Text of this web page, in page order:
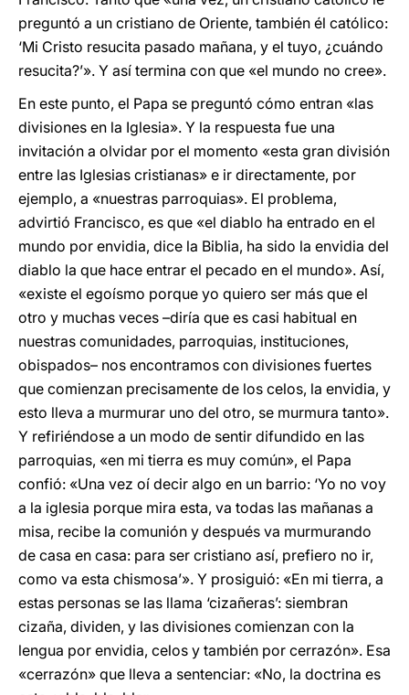
preguntó a un cristiano de Oriente, también él católico:
‘Mi Cristo resucita pasado mañana, y el tuyo, ¿cuándo
resucita?’». Y así termina con que «el mundo no cree».
En este punto, el Papa se preguntó cómo entran «las
divisiones en la Iglesia». Y la respuesta fue una
invitación a olvidar por el momento «esta gran división
entre las Iglesias cristianas» e ir directamente, por
ejemplo, a «nuestras parroquias». El problema,
advirtió Francisco, es que «el diablo ha entrado en el
mundo por envidia, dice la Biblia, ha sido la envidia del
diablo la que hace entrar el pecado en el mundo». Así,
«existe el egoísmo porque yo quiero ser más que el
otro y muchas veces –diría que es casi habitual en
nuestras comunidades, parroquias, instituciones,
obispados– nos encontramos con divisiones fuertes
que comienzan precisamente de los celos, la envidia, y
esto lleva a murmurar uno del otro, se murmura tanto».
Y refiriéndose a un modo de sentir difundido en las
parroquias, «en mi tierra es muy común», el Papa
confió: «Una vez oí decir algo en un barrio: ‘Yo no voy
a la iglesia porque mira esta, va todas las mañanas a
misa, recibe la comunión y después va murmurando
de casa en casa: para ser cristiano así, prefiero no ir,
como va esta chismosa’». Y prosiguió: «En mi tierra, a
estas personas se las llama ‘cizañeras’: siembran
cizaña, dividen, y las divisiones comienzan con la
lengua por envidia, celos y también por cerrazón». Esa
«cerrazón» que lleva a sentenciar: «No, la doctrina es